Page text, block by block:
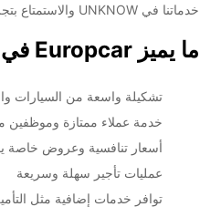
خدماتنا في UNKNOW والاستمتاع بتجربة تأجير مريحة وسلسة.
ما يميز Europcar في UNKNOW؟
تشكيلة واسعة من السيارات
خدمة عملاء ممتازة وموظفين
أسعار تنافسية وعروض خاصة
عمليات تأجير سهلة وسريعة
توافر خدمات إضافية مثل